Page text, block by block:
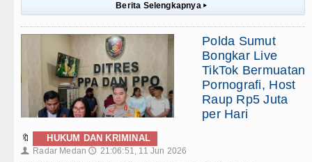
Berita Selengkapnya ▸
Polda Sumut
Bongkar Live
TikTok Bermuatan
Pornografi, Host
Raup Rp5 Juta
per Hari
🔖 HUKUM DAN KRIMINAL
👤 Radar Medan 🕔 21:06:51, 11 Jun 2026